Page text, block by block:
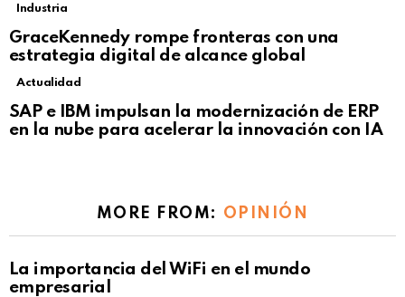
Industria
GraceKennedy rompe fronteras con una
estrategia digital de alcance global
Not Safe For Work
Click to view this post
Actualidad
SAP e IBM impulsan la modernización de ERP
en la nube para acelerar la innovación con IA
MORE FROM: OPINIÓN
La importancia del WiFi en el mundo
empresarial